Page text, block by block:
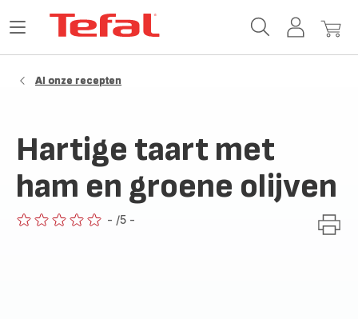
MijnMijn
Open
Al onze recepten
Hartige taart met
ham en groene olijven
- /5 -